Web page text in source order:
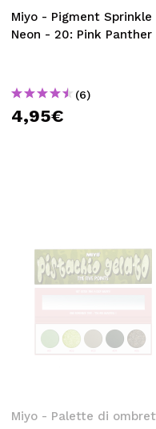
Miyo - Pigment Sprinkle
Neon - 20: Pink Panther
(6)
4,95€
Miyo - Palette di